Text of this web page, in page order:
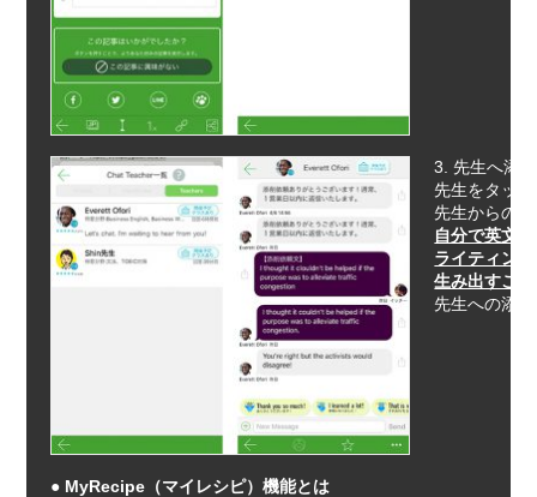
3. 先生へ添
先生をタッ
自分で英文
ライティン
生み出すこ
先生への添
● MyRecipe（マイレシピ）機能とは